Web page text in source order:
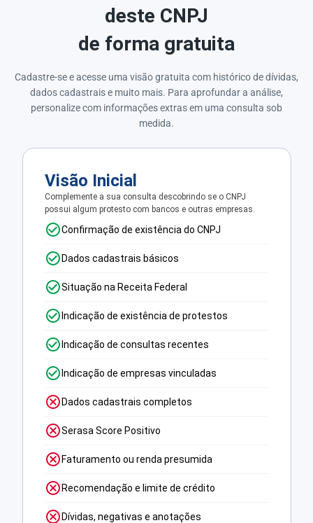
deste CNPJ
de forma gratuita
Cadastre-se e acesse uma visão gratuita com histórico de dívidas,
dados cadastrais e muito mais. Para aprofundar a análise,
personalize com informações extras em uma consulta sob
medida.
Visão Inicial
Complemente a sua consulta descobrindo se o CNPJ
possui algum protesto com bancos e outras empresas.
Confirmação de existência do CNPJ
Dados cadastrais básicos
Situação na Receita Federal
Indicação de existência de protestos
Indicação de consultas recentes
Indicação de empresas vinculadas
Dados cadastrais completos
Serasa Score Positivo
Faturamento ou renda presumida
Recomendação e limite de crédito
Dívidas, negativas e anotações